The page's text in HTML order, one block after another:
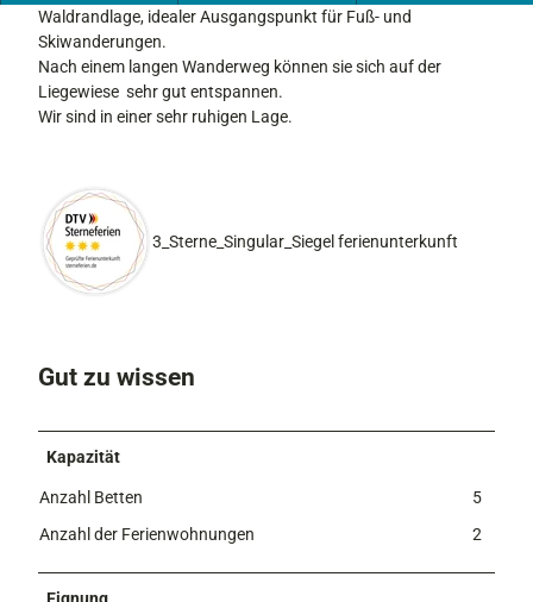
Waldrandlage, idealer Ausgangspunkt für Fuß- und
Skiwanderungen.
Nach einem langen Wanderweg können sie sich auf der
Liegewiese sehr gut entspannen.
Wir sind in einer sehr ruhigen Lage.
3_Sterne_Singular_Siegel ferienunterkunft
Gut zu wissen
Kapazität
Anzahl Betten
5
Anzahl der Ferienwohnungen
2
Eignung